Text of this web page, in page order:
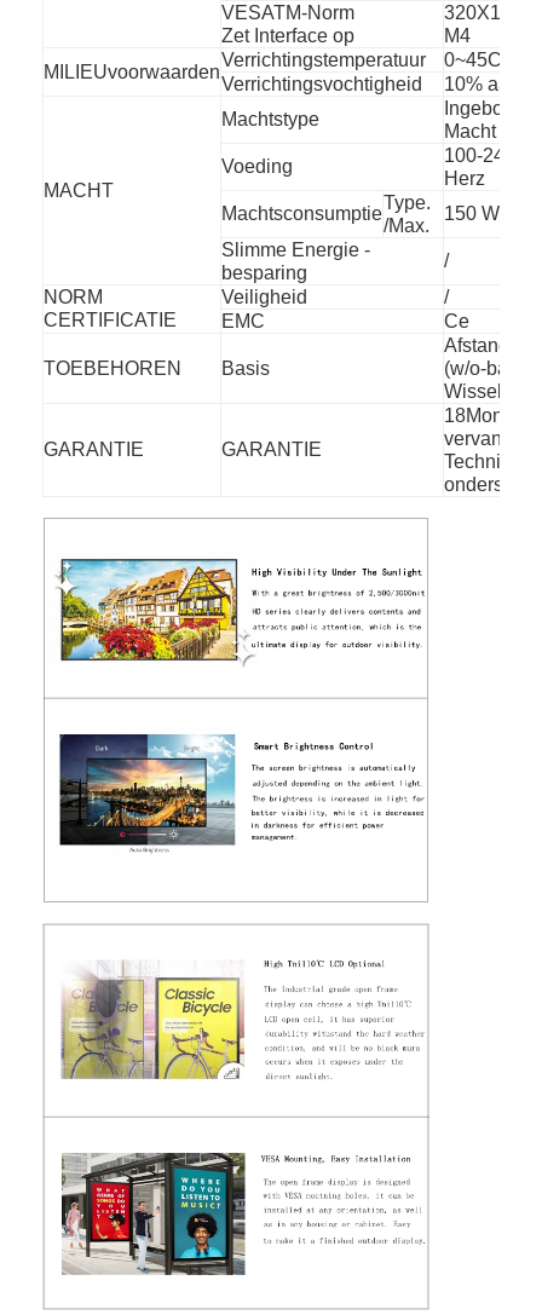
VESATM-Norm
Zet Interface op
320X180
M4
MILIEUvoorwaarden
Verrichtingstemperatuur
0~45C
Verrichtingsvochtigheid
10% aan
MACHT
Machtstype
Macht
Voeding
100-240
Herz
Machtsconsumptie
Type.
/Max.
150 W
Slimme Energie -
besparing
/
NORM
CERTIFICATIE
Veiligheid
/
EMC
Ce
TOEBEHOREN Basis
(w/o-
GARANTIE GARANTIE
18Month,
Technische